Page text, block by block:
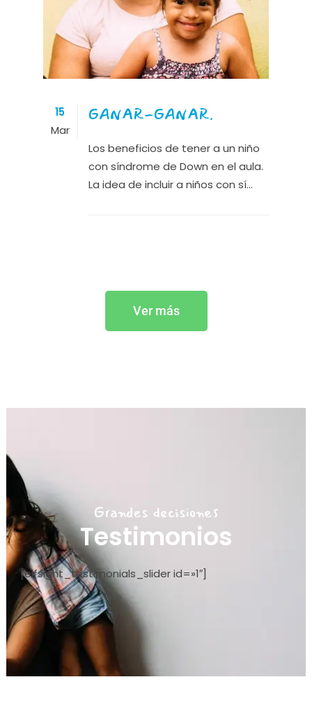
15
Mar
GANAR-GANAR.
Los beneficios de tener a un niño
con síndrome de Down en el aula.
La idea de incluir a niños con sí...
Ver más
Grandes decisiones
Testimonios
[elfsight_testimonials_slider id=»1″]